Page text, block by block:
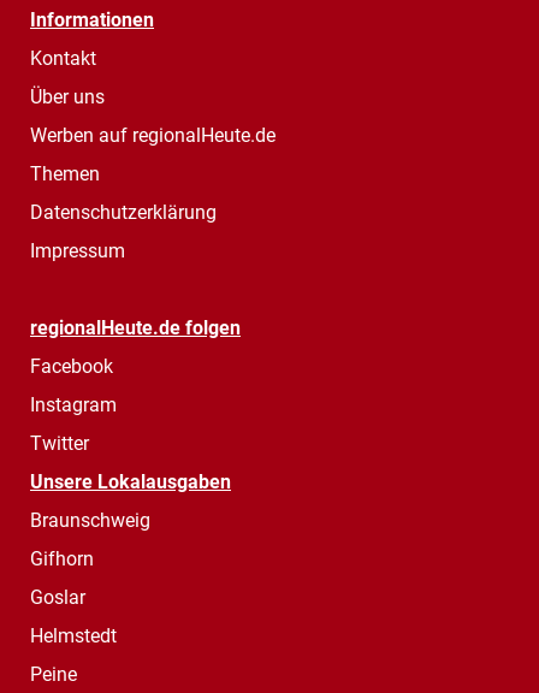
Informationen
Kontakt
Über uns
Werben auf regionalHeute.de
Themen
Datenschutzerklärung
Impressum
regionalHeute.de folgen
Facebook
Instagram
Twitter
Unsere Lokalausgaben
Braunschweig
Gifhorn
Goslar
Helmstedt
Peine